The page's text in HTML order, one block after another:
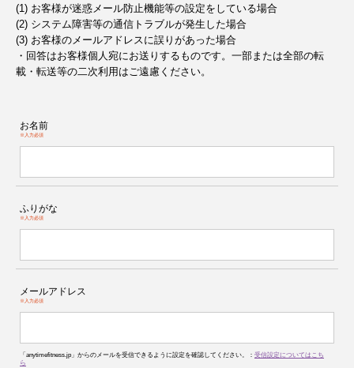
(1) お客様が迷惑メール防止機能等の設定をしている場合
(2) システム障害等の通信トラブルが発生した場合
(3) お客様のメールアドレスに誤りがあった場合
・回答はお客様個人宛にお送りするものです。一部または全部の転
載・転送等の二次利用はご遠慮ください。
お名前
※入力必須
ふりがな
※入力必須
メールアドレス
※入力必須
「anytimefitness.jp」からのメールを受信できるように設定を確認してください。： 受信設定についてはこち
ら